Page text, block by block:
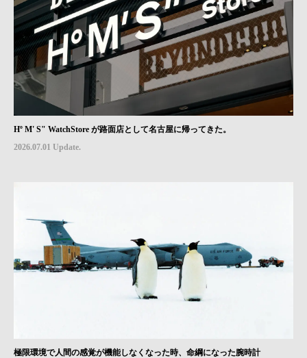
Hº M' S" WatchStore が路面店として名古屋に帰ってきた。
2026.07.01 Update.
極限環境で人間の感覚が機能しなくなった時、命綱になった腕時計